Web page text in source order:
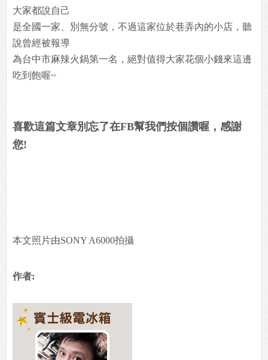
大家都說自己
是全國一家、別無分號，不過這家位於巷弄內的小店，聽
說曾經被報導
為台中市麻辣火鍋第一名，絕對值得大家花個小錢來這邊
吃到飽喔~
喜歡這篇文章別忘了在FB幫我們按個讚喔，感謝
您!
本文照片由SONY A6000拍攝
作者: